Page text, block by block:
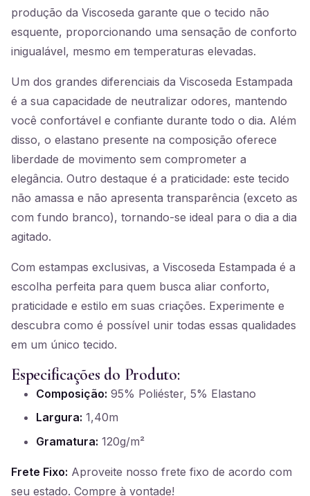
produção da Viscoseda garante que o tecido não
esquente, proporcionando uma sensação de conforto
inigualável, mesmo em temperaturas elevadas.
Um dos grandes diferenciais da Viscoseda Estampada
é a sua capacidade de neutralizar odores, mantendo
você confortável e confiante durante todo o dia. Além
disso, o elastano presente na composição oferece
liberdade de movimento sem comprometer a
elegância. Outro destaque é a praticidade: este tecido
não amassa e não apresenta transparência (exceto as
com fundo branco), tornando-se ideal para o dia a dia
agitado.
Com estampas exclusivas, a Viscoseda Estampada é a
escolha perfeita para quem busca aliar conforto,
praticidade e estilo em suas criações. Experimente e
descubra como é possível unir todas essas qualidades
em um único tecido.
Especificações do Produto:
Composição: 95% Poliéster, 5% Elastano
Largura: 1,40m
Gramatura: 120g/m²
Frete Fixo: Aproveite nosso frete fixo de acordo com
seu estado. Compre à vontade!